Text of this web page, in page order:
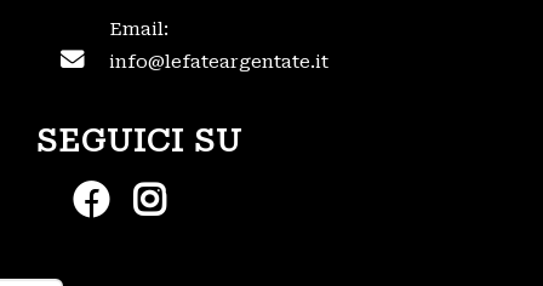
Email:
info@lefateargentate.it
SEGUICI SU